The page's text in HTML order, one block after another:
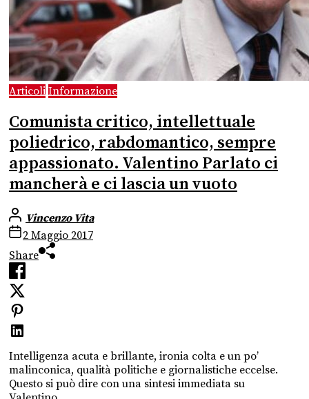
Articoli Informazione
Comunista critico, intellettuale
poliedrico, rabdomantico, sempre
appassionato. Valentino Parlato ci
mancherà e ci lascia un vuoto
Vincenzo Vita
2 Maggio 2017
Share
Intelligenza acuta e brillante, ironia colta e un po’
malinconica, qualità politiche e giornalistiche eccelse.
Questo si può dire con una sintesi immediata su